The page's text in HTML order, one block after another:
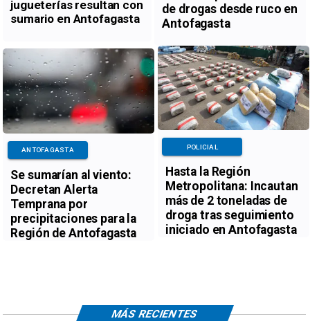
jugueterías resultan con
sumario en Antofagasta
de drogas desde ruco en
Antofagasta
Se sumarían al viento:
Decretan Alerta
Temprana por
precipitaciones para la
Región de Antofagasta
ANTOFAGASTA
Hasta la Región
Metropolitana: Incautan
más de 2 toneladas de
droga tras seguimiento
iniciado en Antofagasta
POLICIAL
MÁS RECIENTES